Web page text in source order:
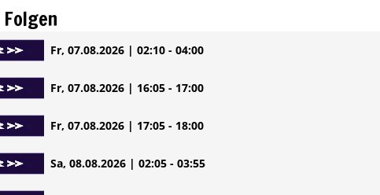
Fr, 07.08.2026 | 02:10 - 04:00
Fr, 07.08.2026 | 16:05 - 17:00
Fr, 07.08.2026 | 17:05 - 18:00
Sa, 08.08.2026 | 02:05 - 03:55